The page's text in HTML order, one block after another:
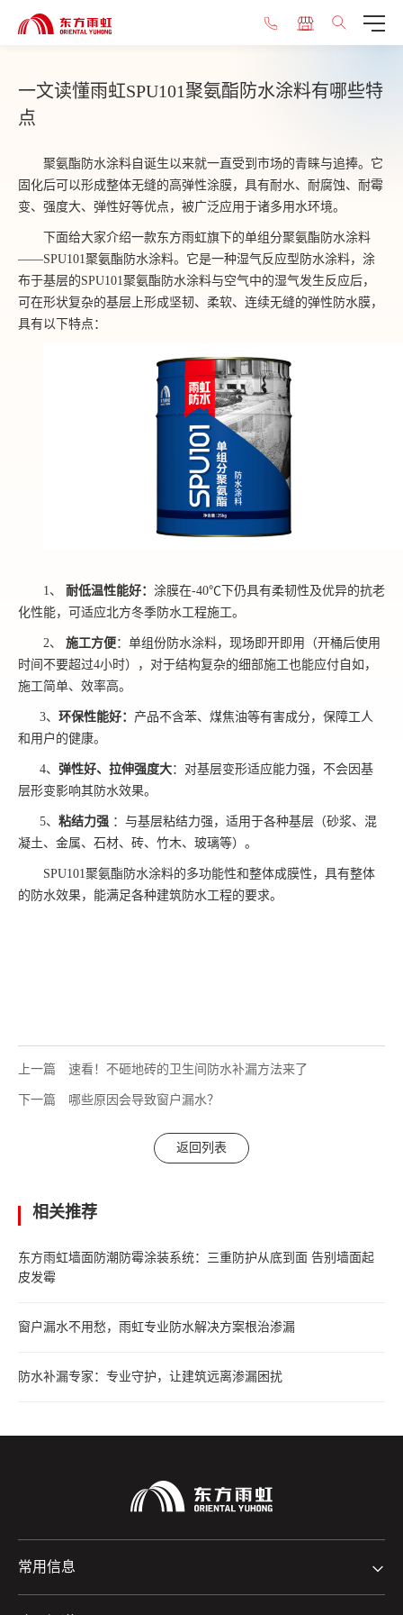
一文读懂雨虹SPU101聚氨酯防水涂料有哪些特
点
聚氨酯防水涂料自诞生以来就一直受到市场的青睐与追捧。它
固化后可以形成整体无缝的高弹性涂膜，具有耐水、耐腐蚀、耐霉
变、强度大、弹性好等优点，被广泛应用于诸多用水环境。
下面给大家介绍一款东方雨虹旗下的单组分聚氨酯防水涂料
——SPU101聚氨酯防水涂料。它是一种湿气反应型防水涂料，涂
布于基层的SPU101聚氨酯防水涂料与空气中的湿气发生反应后，
可在形状复杂的基层上形成坚韧、柔软、连续无缝的弹性防水膜，
具有以下特点：
1、 耐低温性能好： 涂膜在-40℃下仍具有柔韧性及优异的抗老
化性能，可适应北方冬季防水工程施工。
2、 施工方便：单组份防水涂料，现场即开即用（开桶后使用
时间不要超过4小时），对于结构复杂的细部施工也能应付自如，
施工简单、效率高。
3、 环保性能好： 产品不含苯、煤焦油等有害成分，保障工人
和用户的健康。
4、 弹性好、拉伸强度大：对基层变形适应能力强，不会因基
层形变影响其防水效果。
5、 粘结力强 ：与基层粘结力强 ， 适用于各种基层（砂浆、混
凝土、金属、石材、砖、竹木、玻璃等）。
SPU101聚氨酯防水涂料的多功能性和整体成膜性，具有整体
的防水效果，能满足各种建筑防水工程的要求。
上一篇 速看！不砸地砖的卫生间防水补漏方法来了
下一篇 哪些原因会导致窗户漏水？
返回列表
相关推荐
东方雨虹墙面防潮防霉涂装系统：三重防护从底到面 告别墙面起
皮发霉
窗户漏水不用愁，雨虹专业防水解决方案根治渗漏
防水补漏专家：专业守护，让建筑远离渗漏困扰
常用信息